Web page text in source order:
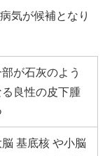
気が候補となり
が石灰のよう
良性の皮下腫
脳 基底核 や小脳